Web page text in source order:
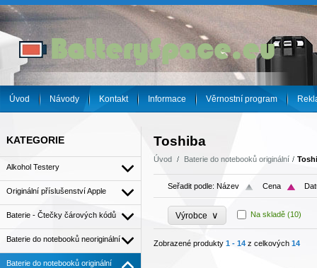
Úvod Návody Kontakt Informace Věrnostní program
KATEGORIE
Alkohol Testery
Originální příslušenství Apple
Baterie - Čtečky čárových kódů
Baterie do notebooků neoriginální
Baterie do notebooků originální
Toshiba
Úvod Baterie do notebooků originální
Seřadit podle: Název Cena
Výrobce ∨ Na skladě (10)
Zobrazené produkty 1 - 14 z celkových 14